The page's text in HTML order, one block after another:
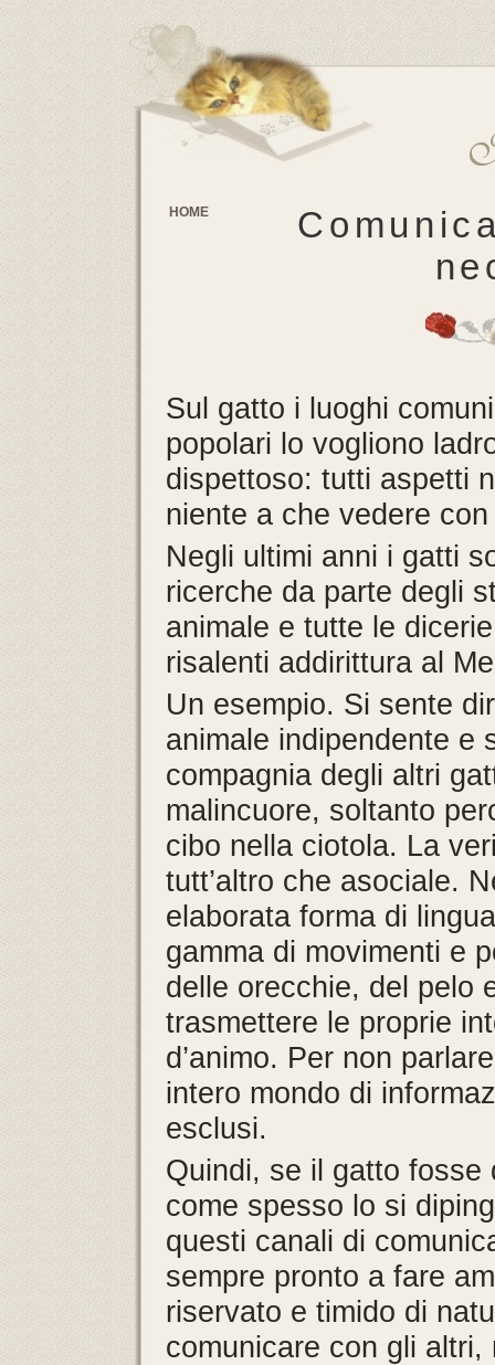
HOME
Sul gatto i luoghi
popolari lo vogliono
dispettoso: tutti aspetti
niente a che vedere
Negli ultimi anni i gatti
ricerche da parte degli
animale e tutte le
risalenti addirittura al
Un esempio. Si sente
animale indipendente e
compagnia degli altri
malincuore, soltanto
cibo nella ciotola. La
tutt’altro che asociale.
elaborata forma di
gamma di movimenti e
delle orecchie, del pelo
trasmettere le proprie
d’animo. Per non
intero mondo di
esclusi.
Quindi, se il gatto fosse
come spesso lo si
questi canali di
sempre pronto a fare
riservato e timido di
comunicare con gli altri,